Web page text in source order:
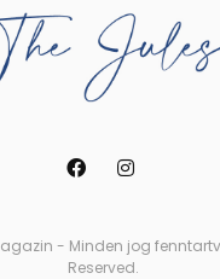
- Minden jog
Reserved.